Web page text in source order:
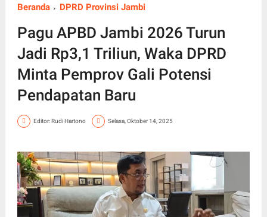
Beranda DPRD Provinsi Jambi
Pagu APBD Jambi 2026 Turun
Jadi Rp3,1 Triliun, Waka DPRD
Minta Pemprov Gali Potensi
Pendapatan Baru
Editor: Rudi Hartono Selasa, Oktober 14, 2025